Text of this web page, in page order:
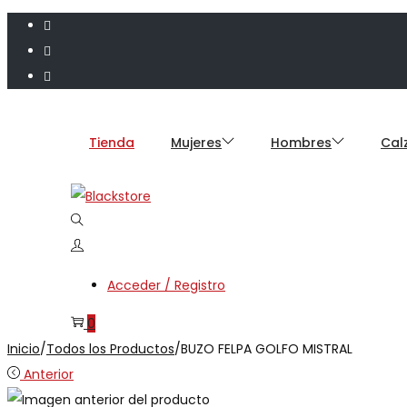
navegación
Tienda Mujeres Hombres
Acceder / Registro
0
Inicio/Todos los Productos/BUZO FELPA GOLFO MISTRAL
Anterior